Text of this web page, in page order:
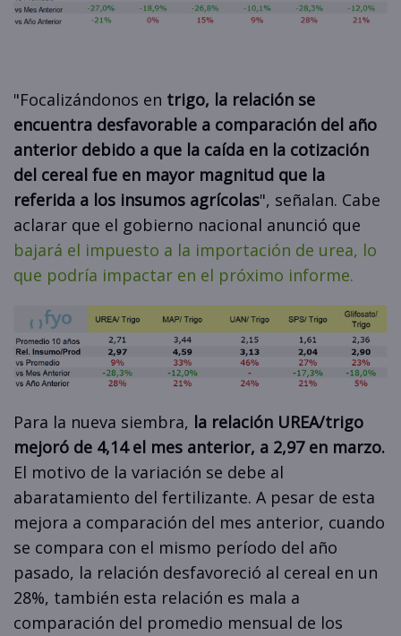
"Focalizándonos en trigo, la relación se
encuentra desfavorable a comparación del año
anterior debido a que la caída en la cotización
del cereal fue en mayor magnitud que la
referida a los insumos agrícolas", señalan. Cabe
aclarar que el gobierno nacional anunció que
bajará el impuesto a la importación de urea, lo
que podría impactar en el próximo informe.
Para la nueva siembra, la relación UREA/trigo
mejoró de 4,14 el mes anterior, a 2,97 en marzo.
El motivo de la variación se debe al
abaratamiento del fertilizante. A pesar de esta
mejora a comparación del mes anterior, cuando
se compara con el mismo período del año
pasado, la relación desfavoreció al cereal en un
28%, también esta relación es mala a
comparación del promedio mensual de los